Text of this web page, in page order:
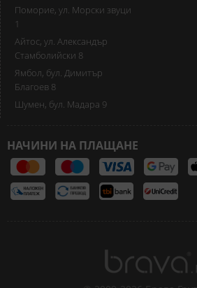
Поморие, ул. Морски звуци
1
Айтос, ул. Александър
Стамболийски 8
Ямбол, бул. Димитър
Благоев 8
Шумен, бул. Мадара 9
НАЧИНИ НА ПЛАЩАНЕ